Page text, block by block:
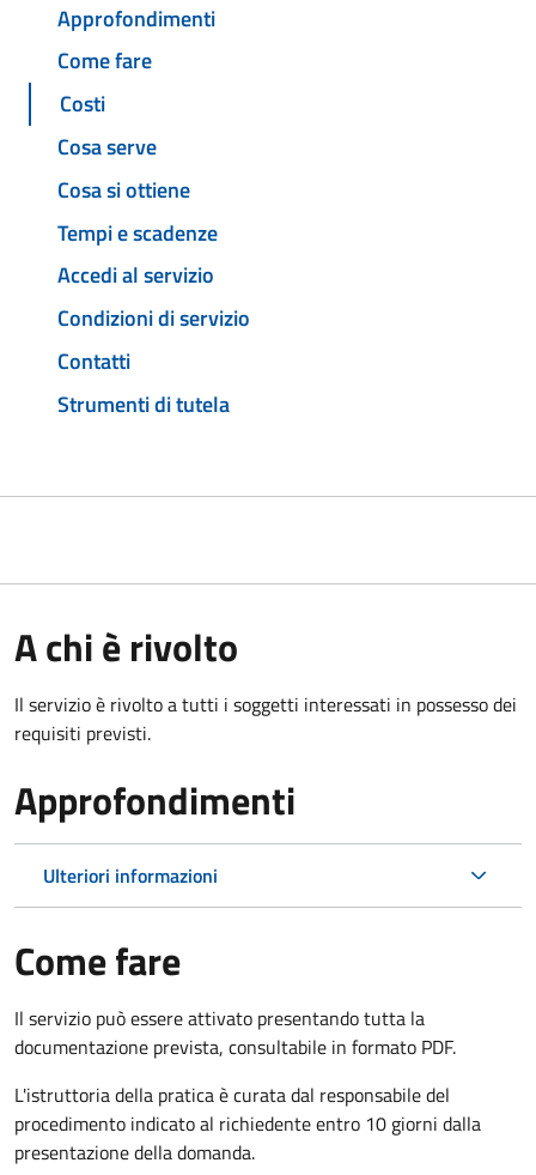
Approfondimenti
Come fare
Costi
Cosa serve
Cosa si ottiene
Tempi e scadenze
Accedi al servizio
Condizioni di servizio
Contatti
Strumenti di tutela
A chi è rivolto
Il servizio è rivolto a tutti i soggetti interessati in possesso dei
requisiti previsti.
Approfondimenti
Ulteriori informazioni
Come fare
Il servizio può essere attivato presentando tutta la
documentazione prevista, consultabile in formato PDF.
L'istruttoria della pratica è curata dal responsabile del
procedimento indicato al richiedente entro 10 giorni dalla
presentazione della domanda.